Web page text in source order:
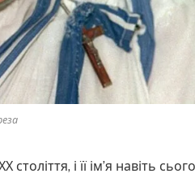
і її ім’я навіть